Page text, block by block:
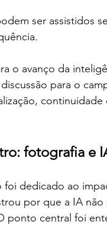
ser assistidos
o avanço da
para o
continuidade
fotografia e
dedicado ao
por que a IA
ponto central foi